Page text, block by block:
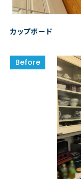
カップボード